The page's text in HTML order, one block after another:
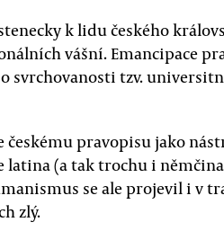
k lidu českého
vášní. Emancipace
o svrchovanosti tzv.
českému pravopisu jako
latina (a tak trochu i
se ale projevil i v
zlý.